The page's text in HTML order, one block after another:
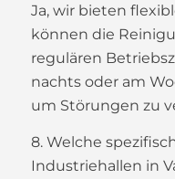
Ja, wir bieten
können die
regulären
nachts oder am
um Störungen zu
8. Welche
Industriehallen in